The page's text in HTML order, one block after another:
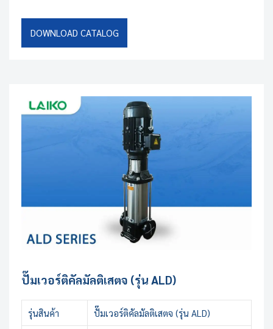
DOWNLOAD CATALOG
ปั๊มเวอร์ติคัลมัลติเสตจ (รุ่น ALD)
รุ่นสินค้า ปั๊มเวอร์ติคัลมัลติเสตจ (รุ่น ALD)